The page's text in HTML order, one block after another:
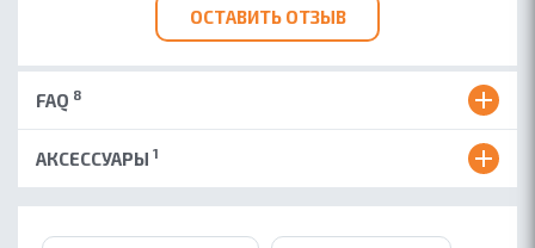
ОСТАВИТЬ ОТЗЫВ
FAQ 8
АКСЕССУАРЫ 1